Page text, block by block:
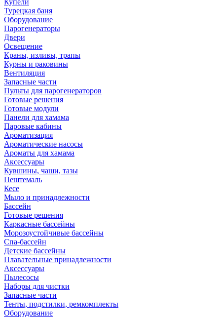
Купели
Турецкая баня
Оборудование
Парогенераторы
Двери
Освещение
Краны, изливы, трапы
Курны и раковины
Вентиляция
Запасные части
Пульты для парогенераторов
Готовые решения
Готовые модули
Панели для хамама
Паровые кабины
Ароматизация
Ароматические насосы
Ароматы для хамама
Аксессуары
Кувшины, чаши, тазы
Пештемаль
Кесе
Мыло и принадлежности
Бассейн
Готовые решения
Каркасные бассейны
Морозоустойчивые бассейны
Спа-бассейн
Детские бассейны
Плавательные принадлежности
Аксессуары
Пылесосы
Наборы для чистки
Запасные части
Тенты, подстилки, ремкомплекты
Оборудование